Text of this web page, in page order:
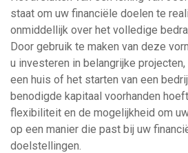
staat om uw financiële doelen te
onmiddellijk over het volledige
Door gebruik te maken van deze
u investeren in belangrijke
een huis of het starten van een
benodigde kapitaal voorhanden
flexibiliteit en de mogelijkheid om
op een manier die past bij uw
doelstellingen.